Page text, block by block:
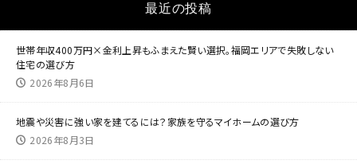
最近の投稿
世帯年収400万円×金利上昇もふまえた賢い選択。福岡エリアで失敗しない
住宅の選び方
2026年8月6日
地震や災害に強い家を建てるには？家族を守るマイホームの選び方
2026年8月3日